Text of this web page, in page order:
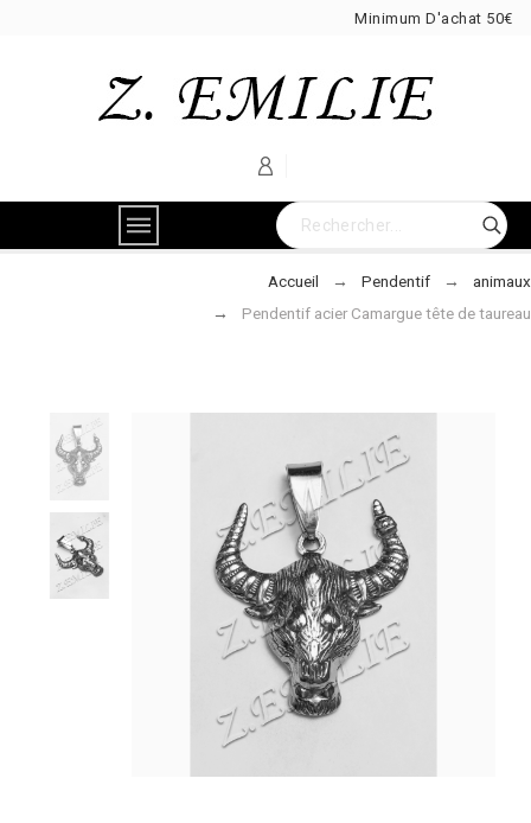
Minimum D'achat 50€
Accueil Pendentif
animaux
Pendentif acier Camargue tête de taureau